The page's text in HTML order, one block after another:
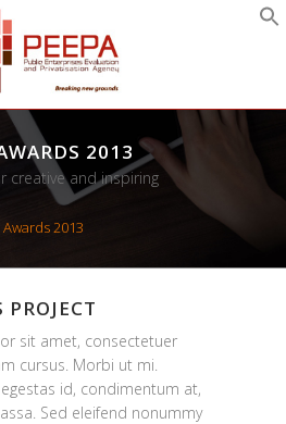
2013
creative and inspiring
2013
sit amet, consectetuer
cursus. Morbi ut mi.
id, condimentum at,
Sed eleifend nonummy